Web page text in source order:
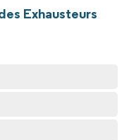
Exhausteurs